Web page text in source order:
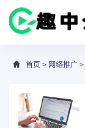
首页 > 网络推广 >